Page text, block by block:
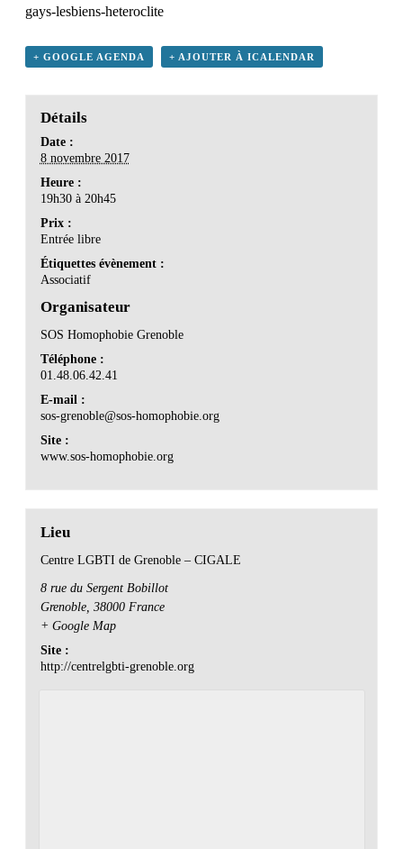
+ GOOGLE AGENDA + AJOUTER À ICALENDAR
Détails
Date :
8 novembre 2017
Heure :
19h30 à 20h45
Prix :
Entrée libre
Étiquettes évènement :
Associatif
Organisateur
SOS Homophobie Grenoble
Téléphone :
01.48.06.42.41
E-mail :
sos-grenoble@sos-homophobie.org
Site :
www.sos-homophobie.org
Lieu
Centre LGBTI de Grenoble – CIGALE
8 rue du Sergent Bobillot
Grenoble, 38000 France
+ Google Map
Site :
http://centrelgbti-grenoble.org